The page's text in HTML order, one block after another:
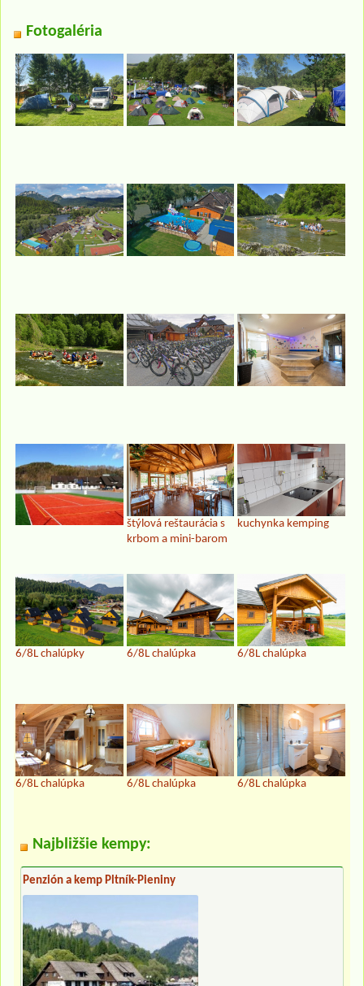
Fotogaléria
štýlová reštaurácia s
krbom a mini-barom
kuchynka kemping
6/8L chalúpky 6/8L chalúpka 6/8L chalúpka
6/8L chalúpka 6/8L chalúpka 6/8L chalúpka
Najbližšie kempy:
Penzión a kemp Pltník-Pieniny